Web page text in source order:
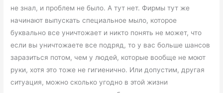
не знал, и проблем не было. А тут нет. Фирмы тут же
начинают выпускать специальное мыло, которое
буквально все уничтожает и никто понять не может, что
если вы уничтожаете все подряд, то у вас больше шансов
заразиться потом, чем у людей, которые вообще не моют
руки, хотя это тоже не гигиенично. Или допустим, другая
ситуация, можно сколько угодно в этой жизни